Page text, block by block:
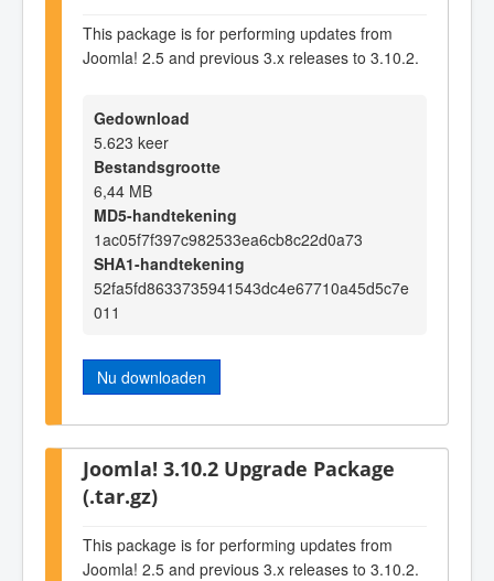
This package is for performing updates from
Joomla! 2.5 and previous 3.x releases to 3.10.2.
Gedownload
5.623 keer
Bestandsgrootte
6,44 MB
MD5-handtekening
1ac05f7f397c982533ea6cb8c22d0a73
SHA1-handtekening
52fa5fd8633735941543dc4e67710a45d5c7e
011
Nu downloaden
Joomla! 3.10.2 Upgrade Package
(.tar.gz)
This package is for performing updates from
Joomla! 2.5 and previous 3.x releases to 3.10.2.